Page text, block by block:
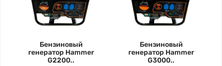
Бензиновый
генератор Hammer
G2200..
Бензиновый
генератор Hammer
G3000..